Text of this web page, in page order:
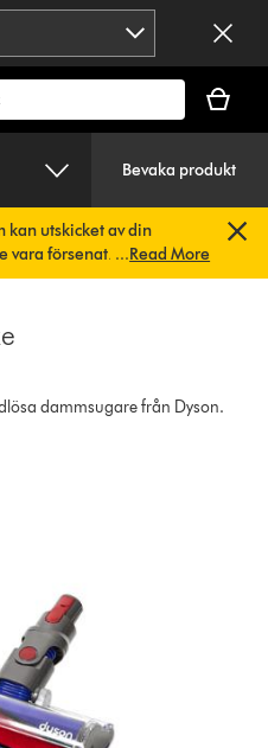
är
tom
Bevaka produkt
kan utskicket av din
vara försenat. Vi arbetar
inte göra någonting.
...Read More
dammsugare från Dyson.